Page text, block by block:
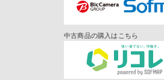
中古商品の購入はこちら